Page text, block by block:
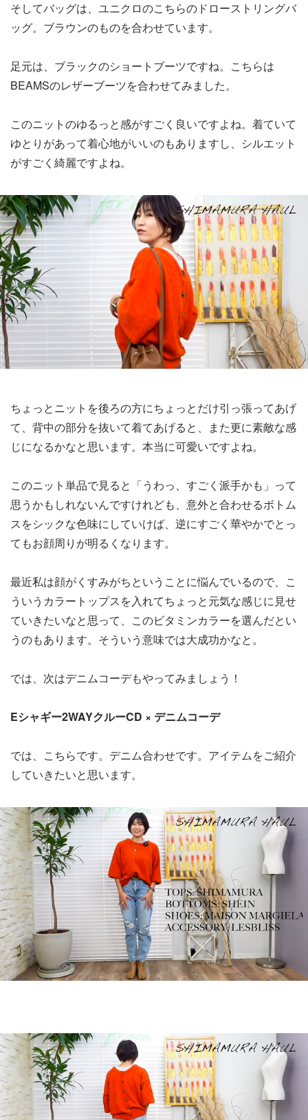
そしてバッグは、ユニクロのこちらのドローストリングバ
ッグ。ブラウンのものを合わせています。
足元は、ブラックのショートブーツですね。こちらは
BEAMSのレザーブーツを合わせてみました。
このニットのゆるっと感がすごく良いですよね。着ていて
ゆとりがあって着心地がいいのもありますし、シルエット
がすごく綺麗ですよね。
ちょっとニットを後ろの方にちょっとだけ引っ張ってあげ
て、背中の部分を抜いて着てあげると、また更に素敵な感
じになるかなと思います。本当に可愛いですよね。
このニット単品で見ると「うわっ、すごく派手かも」って
思うかもしれないんですけれども、意外と合わせるボトム
スをシックな色味にしていけば、逆にすごく華やかでとっ
てもお顔周りが明るくなります。
最近私は顔がくすみがちということに悩んでいるので、こ
ういうカラートップスを入れてちょっと元気な感じに見せ
ていきたいなと思って、このビタミンカラーを選んだとい
うのもあります。そういう意味では大成功かなと。
では、次はデニムコーデもやってみましょう！
Eシャギー2WAYクルーCD × デニムコーデ
では、こちらです。デニム合わせです。アイテムをご紹介
していきたいと思います。